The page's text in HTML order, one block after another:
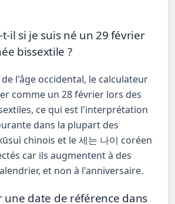
t-il si je suis né un 29 février
bissextile ?
l'âge occidental, le calculateur
comme un 28 février lors des
ce qui est l'interprétation
dans la plupart des
chinois et le 세는 나이 coréen
car ils augmentent à des
et non à l'anniversaire.
une date de référence dans